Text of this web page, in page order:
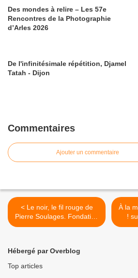
Des mondes à relire – Les 57e
Rencontres de la Photographie
d’Arles 2026
​​​​​​​De l'infinitésimale répétition, Djamel
Tatah - Dijon
Commentaires
Ajouter un commentaire
< Le noir, le fil rouge de
Pierre Soulages. Fondation
Pierre Gianadda
À la
Hébergé par Overblog
Top articles